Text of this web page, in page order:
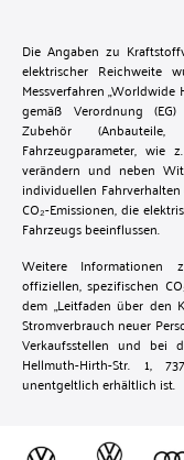
Die Angaben zu
elektrischer Reichweite
Messverfahren „Worldwide
gemäß Verordnung
Zubehör
Fahrzeugparameter, wie
verändern und neben
individuellen
CO₂-Emissionen, die
Fahrzeugs beeinflussen.
Weitere Informationen
offiziellen, spezifischen
dem „Leitfaden über den
Stromverbrauch neuer
Verkaufsstellen und bei
Hellmuth-Hirth-Str. 1,
unentgeltlich erhältlich ist.